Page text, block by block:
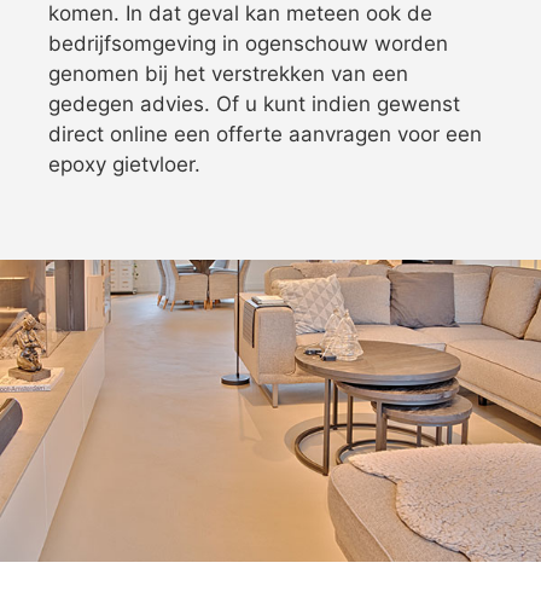
komen. In dat geval kan meteen ook de
bedrijfsomgeving in ogenschouw worden
genomen bij het verstrekken van een
gedegen advies. Of u kunt indien gewenst
direct online een offerte aanvragen voor een
epoxy gietvloer.